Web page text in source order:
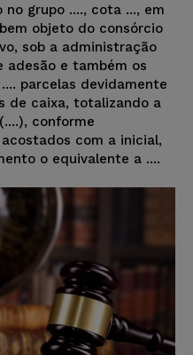
grupo ...., cota ..., em
objeto do consórcio
sob a administração
adesão e também os
parcelas devidamente
de caixa, totalizando a
conforme
com a inicial,
o equivalente a ....